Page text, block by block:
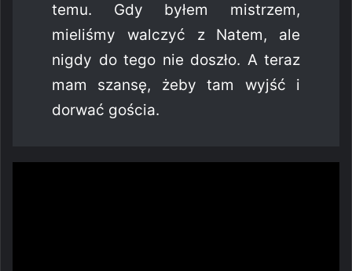
temu. Gdy byłem mistrzem,
mieliśmy walczyć z Natem, ale
nigdy do tego nie doszło. A teraz
mam szansę, żeby tam wyjść i
dorwać gościa.